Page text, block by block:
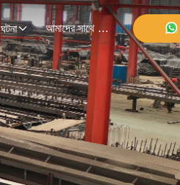
ঘটনা আমাদের সাথে যোগাযোগ